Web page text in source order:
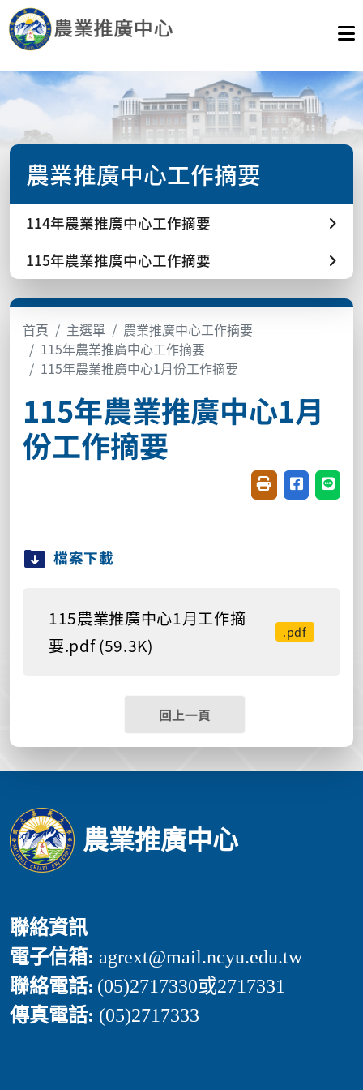
農業推廣中心工作摘要
114年農業推廣中心工作摘要
115年農業推廣中心工作摘要
首頁 主選單
農業推廣中心工作摘要
115年農業推廣中心工作摘要
115年農業推廣中心1月份工作摘要
115年農業推廣中心1月
份工作摘要
友善列印(開新視
分享至臉書
分享
檔案下載
115農業推廣中心1月工作摘
要.pdf (59.3K)
.pdf
回上一頁
農業推廣中心
聯絡資訊
電子信箱: agrext@mail.ncyu.edu.tw
聯絡電話: (05)2717330或2717331
傳真電話: (05)2717333